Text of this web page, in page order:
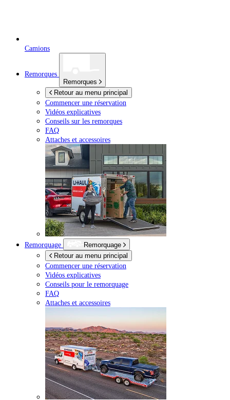
Camions
Remorques
Remorques
Retour au menu principal
Commencer une réservation
Vidéos explicatives
Conseils sur les remorques
FAQ
Attaches et accessoires
Remorquage
Remorquage
Retour au menu principal
Commencer une réservation
Vidéos explicatives
Conseils pour le remorquage
FAQ
Attaches et accessoires